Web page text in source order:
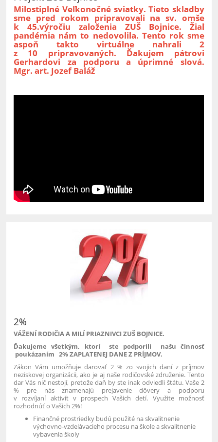
Milostiplné Veľkonočné sviatky. Tieto skladby
sme pred rokom pripravovali na sv. omše
k 45.výročiu založenia ZUŠ Bojnice. Žiaľ
pandémia nám to nedovolila. Tento rok sme
aspoň takto virtuálne nahrali 2
z 10 pripravovaných. Ďakujem pátrovi
Gerhardovi za podporu a úprimné slová.
Mgr. art. Jozef Baláž
2%
VÁŽENÍ RODIČIA A MILÍ PRIAZNIVCI ZUŠ BOJNICE.
Ďakujeme všetkým, ktorí ste podporili našu činnosť
poukázaním 2% ZAPLATENEJ DANE Z PRÍJMOV.
Zákon Vám umožňuje darovať 2 % zo svojich daní z príjmov
neziskovej organizácii, ako je aj naše rodičovské združenie. Tento
dar Vás nič nestojí, pretože daň by ste inak odviedli štátu. Vaše 2
% pre nás znamenajú prejavenie dôvery a podporu
v rozvíjaní aktivít v prospech Vašich detí. Využite možnosť
rozhodnúť o Vašich 2%!
Finančné prostriedky budú použité naskvalitnenie
výchovno-vzdelávacieho procesu na školeaskvalitnenie
vybavenia školy